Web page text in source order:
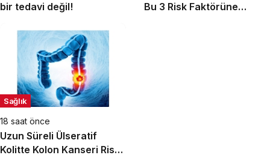
bir tedavi değil!
Bu 3 Risk Faktörüne
Sağlık
18 saat önce
Uzun Süreli Ülseratif
Kolitte Kolon Kanseri Riski